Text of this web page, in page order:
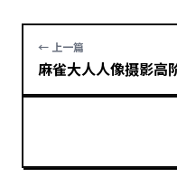
← 上一篇
麻雀大人人像摄影高